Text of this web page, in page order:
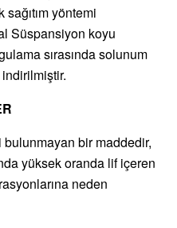
yöntemi
Süspansiyon koyu
sırasında solunum
bir maddedir,
yüksek oranda lif içeren
neden